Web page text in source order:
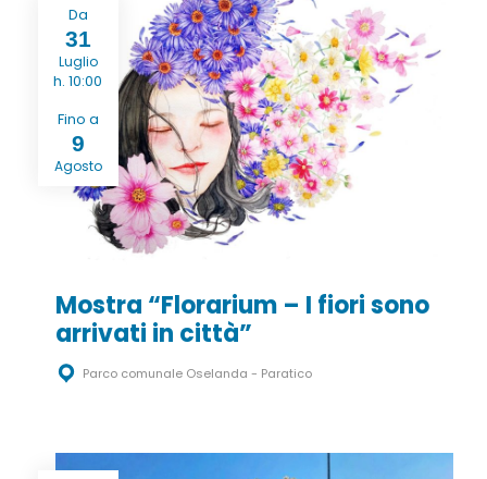
Da
31
Luglio
h. 10:00
Fino a
9
Agosto
Mostra “Florarium – I fiori sono
arrivati in città”
Parco comunale Oselanda - Paratico